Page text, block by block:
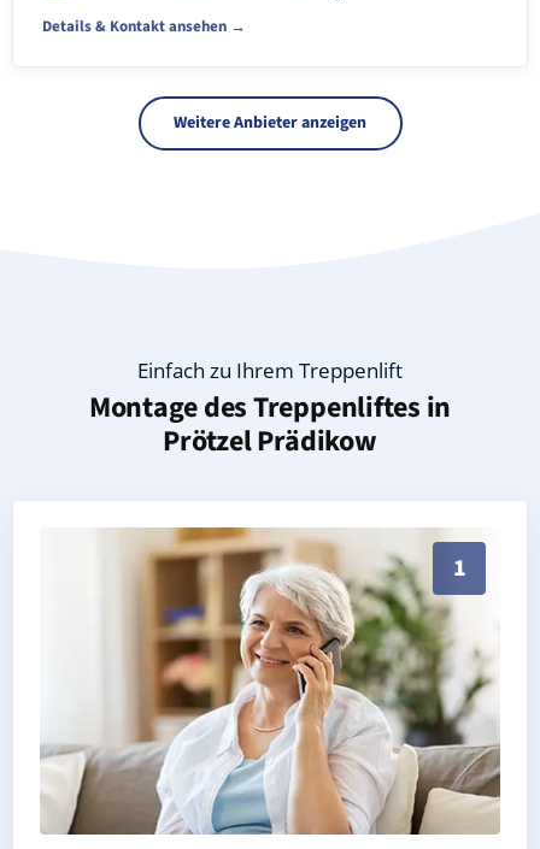
Details & Kontakt ansehen →
Weitere Anbieter anzeigen
Einfach zu Ihrem Treppenlift
Montage des Treppenliftes in
Prötzel Prädikow
1
Persönliche Treppenlift-Beratung in Prötzel